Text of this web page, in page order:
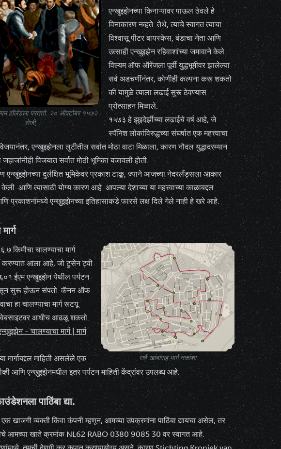
हॉलंडला परततो. २० ऑक्टोबर १५७२
रोजी,...
एन्खुइझेनच्या किनाऱ्यावर पाऊल ठेवले हे
विनाकारण नव्हते. तेथे, त्याचे स्वागत त्याचा
विश्वासू पीटर बायस्केस, बंडाचा नेता आणि
उत्साही एन्खुइझेन रहिवाशांच्या जमावाने केले.
विल्यम ऑफ ऑरेंजला पूर्वी युद्धभूमीवर झालेल्या
सर्व अडचणींनंतर, कोणीही कल्पना करू शकतो
की यामुळे त्याला लढाई सुरू ठेवण्यास
प्रोत्साहन मिळाले.
१५७३ हे झुइदेर्झीच्या लढाईचे वर्ष आहे, जे
स्पॅनिश लोकांविरुद्धच्या संघर्षात एक महत्त्वाचा
एन्खुइझेनला लुटीतील सर्वात मोठा वाटा मिळाला, कारण नौदल युद्धादरम्यान
विजयात सर्वात मोठी भूमिका बजावली होती.
एन्खुइझेनच्या दुर्लक्षित भूमिकेवर प्रकाश टाकू, ज्याने आजच्या नेदरलँड्सला आकार
आणि त्यासाठी योग्य कारण आहे. आपल्या देशाच्या या महत्त्वाच्या काळाबद्दल
प्रकाशनांमध्ये एन्खुइझेनच्या इतिहासाकडे फारसे लक्ष दिले गेले नाही हे खरे आहे.
सर्व खांबांसह मार्ग नकाशा
किमीचाचालण्याचा मार्ग
करण्यात आला आहे, जो टुसेन ट्वी
ईएम एन्खुइझेन येथील पर्यटन
सुरू होऊन संपतो. कॅनन ऑफ
हा चालण्याचा मार्ग रूटयू
आधीच आढळू शकतो.
- चालण्याचा मार्ग | मार्ग
मार्गाबद्दल माहिती असलेले एक
आणि एन्खुइझेनमधील इतर पर्यटन माहिती केंद्रांवर उपलब्ध आहे.
पाठिंबा द्या.
खाजगी व्यक्ती किंवा कंपनी म्हणून, आमच्या उपक्रमांना पाठिंबा द्यायचा असेल, तर
आमच्या खाते क्रमांक NL62 RABO 0380 9085 30 वर स्वागत आहे.